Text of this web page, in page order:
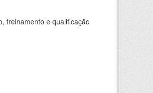
treinamento e qualificação